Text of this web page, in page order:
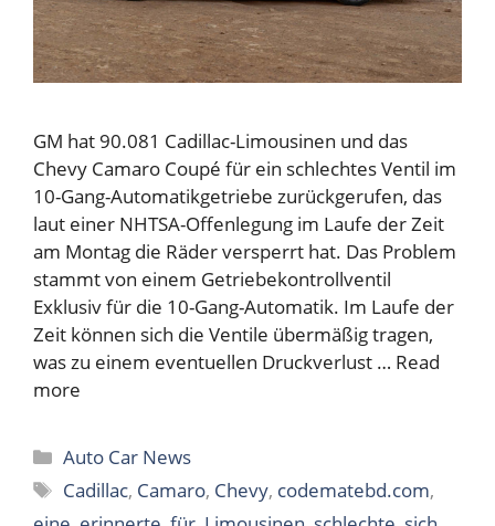
GM hat 90.081 Cadillac-Limousinen und das
Chevy Camaro Coupé für ein schlechtes Ventil im
10-Gang-Automatikgetriebe zurückgerufen, das
laut einer NHTSA-Offenlegung im Laufe der Zeit
am Montag die Räder versperrt hat. Das Problem
stammt von einem Getriebekontrollventil
Exklusiv für die 10-Gang-Automatik. Im Laufe der
Zeit können sich die Ventile übermäßig tragen,
was zu einem eventuellen Druckverlust … Read
more
Categories
Auto Car News
Tags
Cadillac, Camaro, Chevy, codematebd.com,